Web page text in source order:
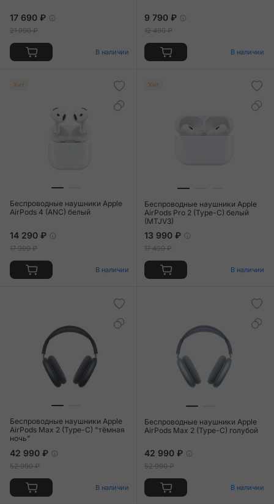
17 690 ₽
21 990 ₽
В наличии
9 790 ₽
12 490 ₽
В наличии
Хит
Беспроводные наушники Apple
AirPods 4 (ANC) белый
14 290 ₽
17 990 ₽
В наличии
Хит
Беспроводные наушники Apple
AirPods Pro 2 (Type-C) белый
(MTJV3)
13 990 ₽
17 490 ₽
В наличии
Беспроводные наушники Apple
AirPods Max 2 (Type-C) "тёмная
ночь"
42 990 ₽
52 990 ₽
В наличии
Беспроводные наушники Apple
AirPods Max 2 (Type-C) голубой
42 990 ₽
52 990 ₽
В наличии